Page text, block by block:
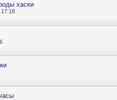
хаски
17:18